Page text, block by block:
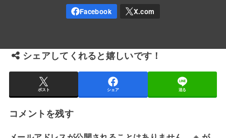
シェアしてくれると嬉しいです！
ポスト シェア 送る
コメントを残す